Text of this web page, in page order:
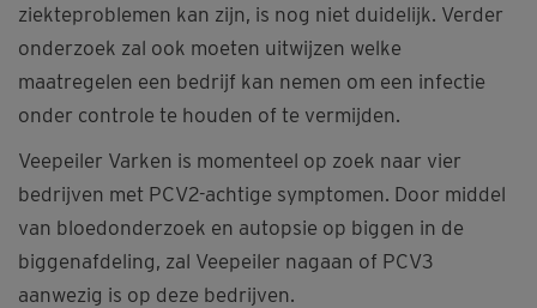
ziekteproblemen kan zijn, is nog niet duidelijk. Verder
onderzoek zal ook moeten uitwijzen welke
maatregelen een bedrijf kan nemen om een infectie
onder controle te houden of te vermijden.
Veepeiler Varken is momenteel op zoek naar vier
bedrijven met PCV2-achtige symptomen. Door middel
van bloedonderzoek en autopsie op biggen in de
biggenafdeling, zal Veepeiler nagaan of PCV3
aanwezig is op deze bedrijven.